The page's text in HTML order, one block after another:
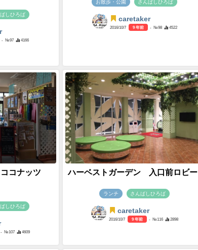
しひろば
- №97 4166
お散歩・公園 さんばしひろば
caretaker
2016/10/7 9 年前 - №98 4522
コナッツ
しひろば
- №107 4609
ハーベストガーデン 入口前ロビー
ランチ さんばしひろば
caretaker
2016/10/7 9 年前 - №116 2898